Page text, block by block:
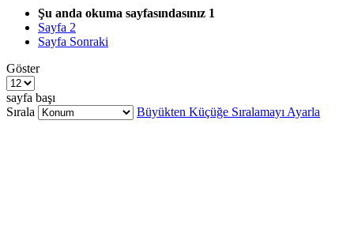
Şu anda okuma sayfasındasınız 1
Sayfa 2
Sayfa Sonraki
Göster
sayfa başı
Sırala
Büyükten Küçüğe Sıralamayı Ayarla